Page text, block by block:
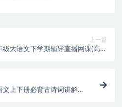
上一篇
大语文下学期辅导直播网课(高清
上下册必背古诗词讲解视